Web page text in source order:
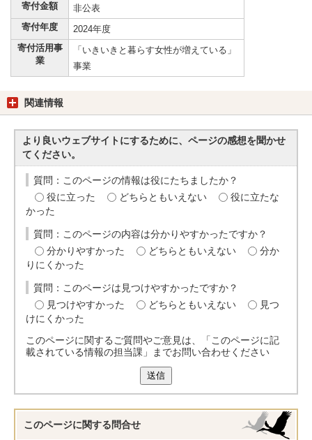
寄付金額
非公表
寄付年度
2024年度
寄付活用事
業
「いきいきと暮らす女性が増えている」
事業
関連情報
より良いウェブサイトにするために、ページの感想を聞かせ
てください。
質問：このページの情報は役にたちましたか？
役に立った
どちらともいえない
役に立たな
かった
質問：このページの内容は分かりやすかったですか？
分かりやすかった
どちらともいえない
分か
りにくかった
質問：このページは見つけやすかったですか？
見つけやすかった
どちらともいえない
見つ
けにくかった
このページに関するご質問やご意見は、「このページに記
載されている情報の担当課」までお問い合わせください
送信
このページに関する 問合せ